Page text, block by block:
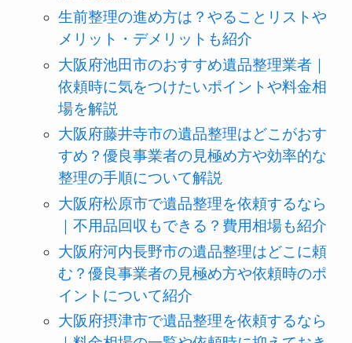
生前整理の進め方は？やることリストや
メリット・デメリットも紹介
大阪府池田市のおすすめ遺品整理業者｜
依頼時に気をつけたいポイントや料金相
場を解説
大阪府藤井寺市の遺品整理はどこがおす
すめ？優良事業者の見極め方や効率的な
整理の手順について解説
大阪府松原市で遺品整理を依頼するなら
｜不用品回収もできる？費用相場も紹介
大阪府河内長野市の遺品整理はどこに頼
む？優良事業者の見極め方や依頼時のポ
イントについて紹介
大阪府摂津市で遺品整理を依頼するなら